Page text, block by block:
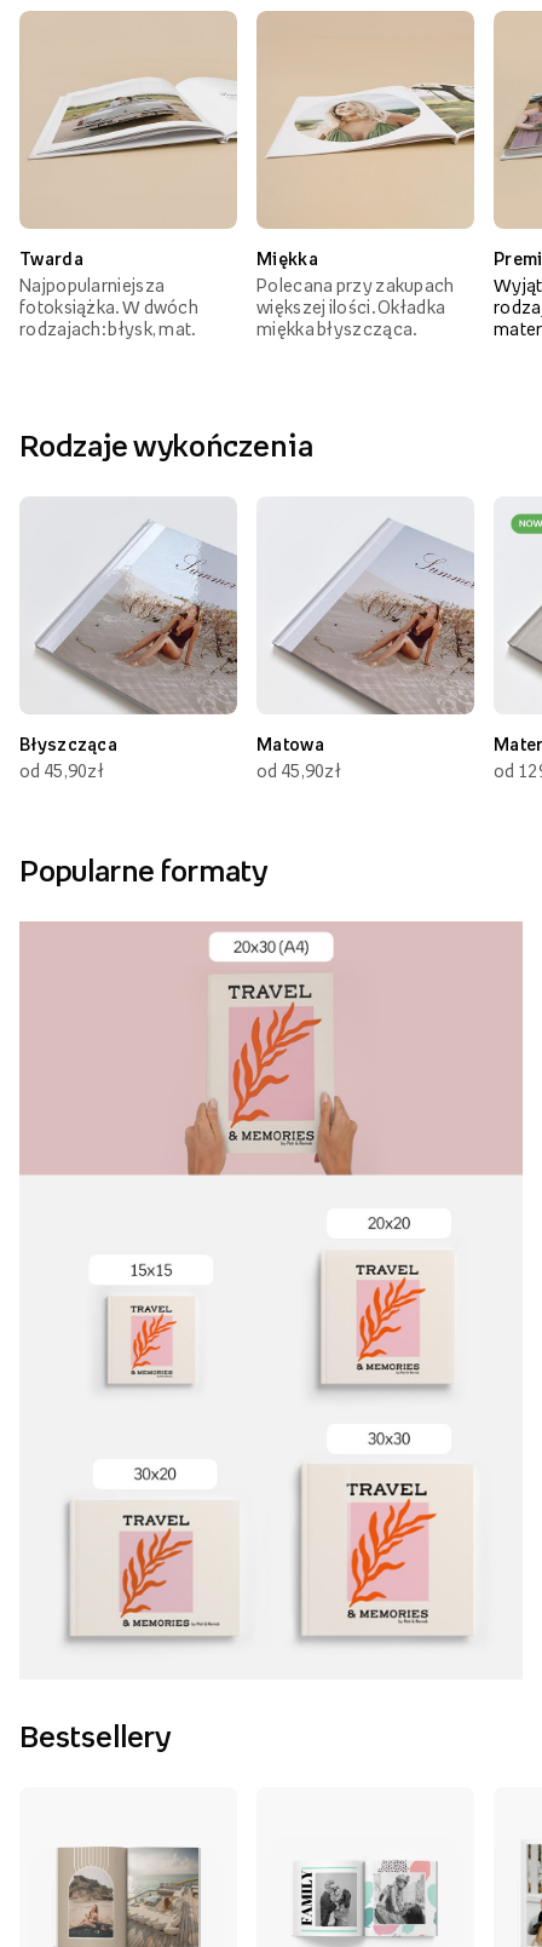
Twarda
Najpopularniejsza
fotoksiążka. W dwóch
rodzajach: błysk, mat.
Miękka
Polecana przy zakupach
większej ilości. Okładka
miękka błyszcząca.
Rodzaje wykończenia
Błyszcząca
od 45,90zł
Matowa
od 45,90zł
od
Popularne formaty
Bestsellery